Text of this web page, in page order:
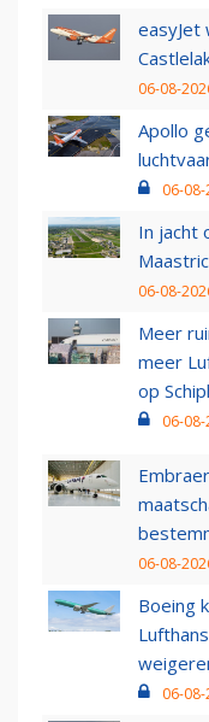
easyJet
06-08-
Apollo
06-
In jacht
06-08-
Meer
meer
op
06-
06-08-
Boeing
06-